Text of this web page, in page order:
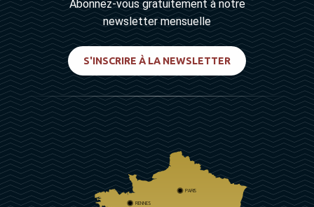
Abonnez-vous gratuitement à notre
newsletter mensuelle
S'INSCRIRE À LA NEWSLETTER
PARIS
RENNES